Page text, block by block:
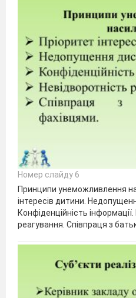
Номер слайду 6
Принципи унеможливлення
інтересів дитини.
Конфіденційність
реагування. Співпраця з